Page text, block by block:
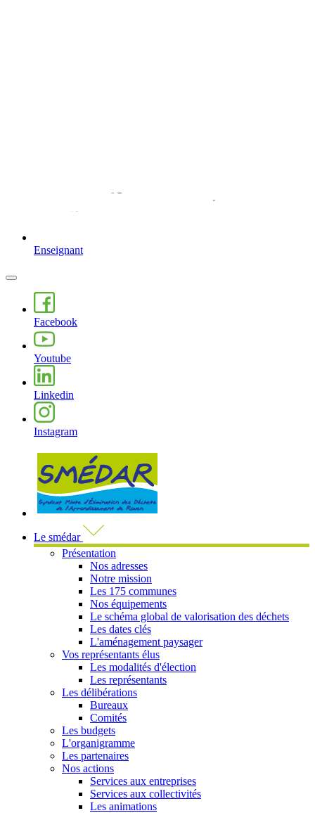
Enseignant
MENU
PRINCIPAL
Facebook
Youtube
Linkedin
Instagram
Le smédar
Présentation
Nos adresses
Notre mission
Les 175 communes
Nos équipements
Le schéma global de valorisation des déchets
Les dates clés
L'aménagement paysager
Vos représentants élus
Les modalités d'élection
Les représentants
Les délibérations
Bureaux
Comités
Les budgets
L'organigramme
Les partenaires
Nos actions
Services aux entreprises
Services aux collectivités
Les animations